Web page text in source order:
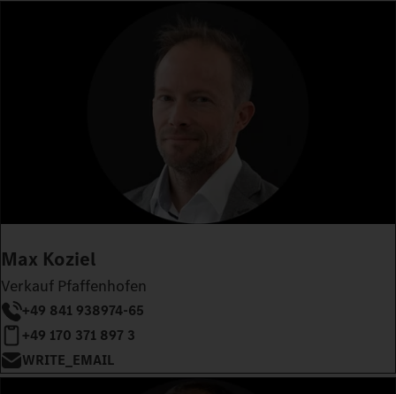
Max Koziel
Verkauf Pfaffenhofen
+49 841 938974-65
+49 170 371 897 3
WRITE_EMAIL